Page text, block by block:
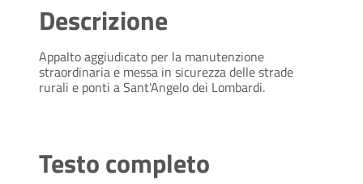
Descrizione
Appalto aggiudicato per la manutenzione
straordinaria e messa in sicurezza delle strade
rurali e ponti a Sant'Angelo dei Lombardi.
Testo completo